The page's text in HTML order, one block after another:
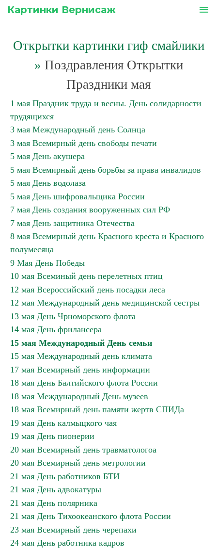
Картинки Вернисаж menu
Открытки картинки гиф смайлики
» Поздравления Открытки
Праздники мая
1 мая Праздник труда и весны. День солидарности
трудящихся
3 мая Международный день Солнца
3 мая Всемирный день свободы печати
5 мая День акушера
5 мая Всемирный день борьбы за права инвалидов
5 мая День водолаза
5 мая День шифровальщика России
7 мая День создания вооруженных сил РФ
7 мая День защитника Отечества
8 мая Всемирный день Красного креста и Красного
полумесяца
9 Мая День Победы
10 мая Всеминый день перелетных птиц
12 мая Всероссийский день посадки леса
12 мая Международный день медицинской сестры
13 мая День Чрноморского флота
14 мая День фрилансера
15 мая Международный День семьи
15 мая Международный день климата
17 мая Всемирный день информации
18 мая День Балтийского флота России
18 мая Международный День музеев
18 мая Всемирный день памяти жертв СПИДа
19 мая День калмыцкого чая
19 мая День пионерии
20 мая Всемирный день травматологоа
20 мая Всемирный день метрологии
21 мая День работников БТИ
21 мая День адвокатуры
21 мая День полярника
21 мая День Тихоокеанского флота России
23 мая Всемирный день черепахи
24 мая День работника кадров